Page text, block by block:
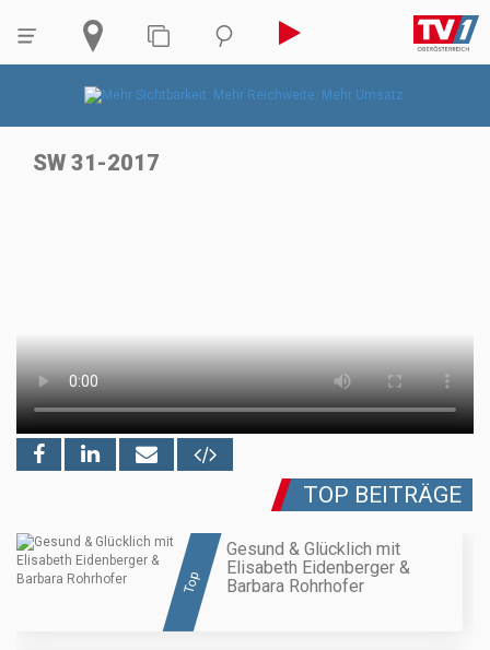
SW 31-2017
TOP BEITRÄGE
Top
Gesund & Glücklich mit
Elisabeth Eidenberger &
Barbara Rohrhofer